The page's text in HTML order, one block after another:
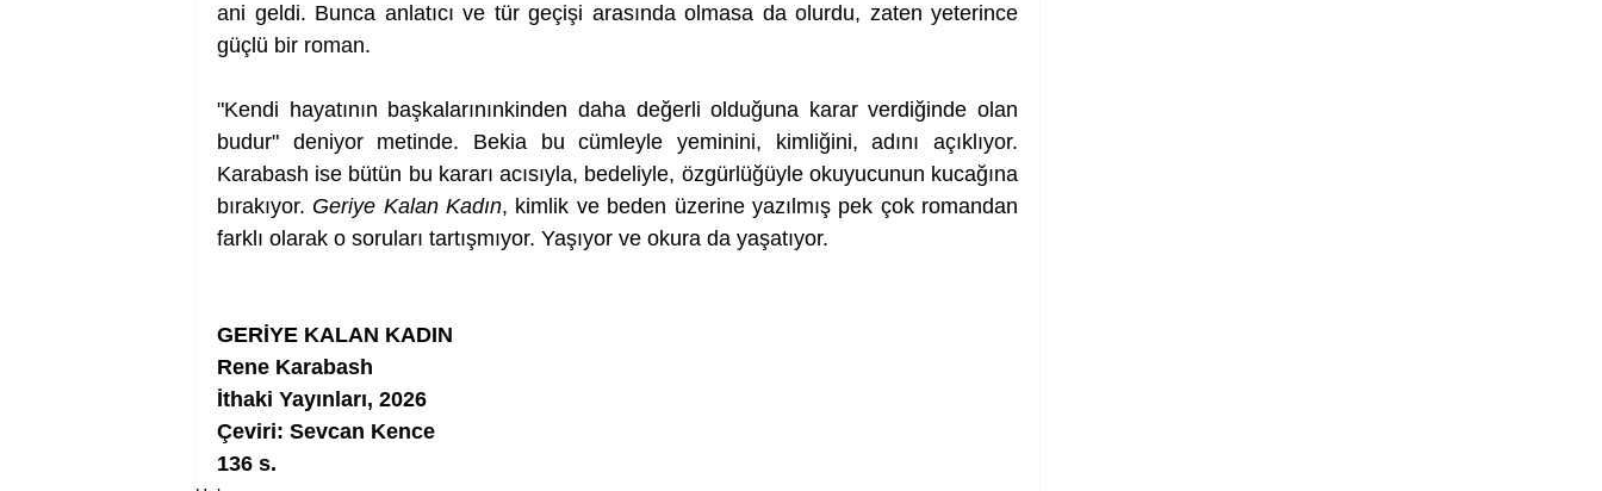
ani geldi. Bunca anlatıcı ve tür geçişi arasında olmasa da olurdu, zaten yeterince
güçlü bir roman.
"Kendi hayatının başkalarınınkinden daha değerli olduğuna karar verdiğinde olan
budur" deniyor metinde. Bekia bu cümleyle yeminini, kimliğini, adını açıklıyor.
Karabash ise bütün bu kararı acısıyla, bedeliyle, özgürlüğüyle okuyucunun kucağına
bırakıyor. Geriye Kalan Kadın, kimlik ve beden üzerine yazılmış pek çok romandan
farklı olarak o soruları tartışmıyor. Yaşıyor ve okura da yaşatıyor.
GERİYE KALAN KADIN
Rene Karabash
İthaki Yayınları, 2026
Çeviri: Sevcan Kence
136 s.